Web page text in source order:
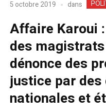
5 octobre 2019 dans
Affaire Karoui
des
dénonce des
justice par
nationales et